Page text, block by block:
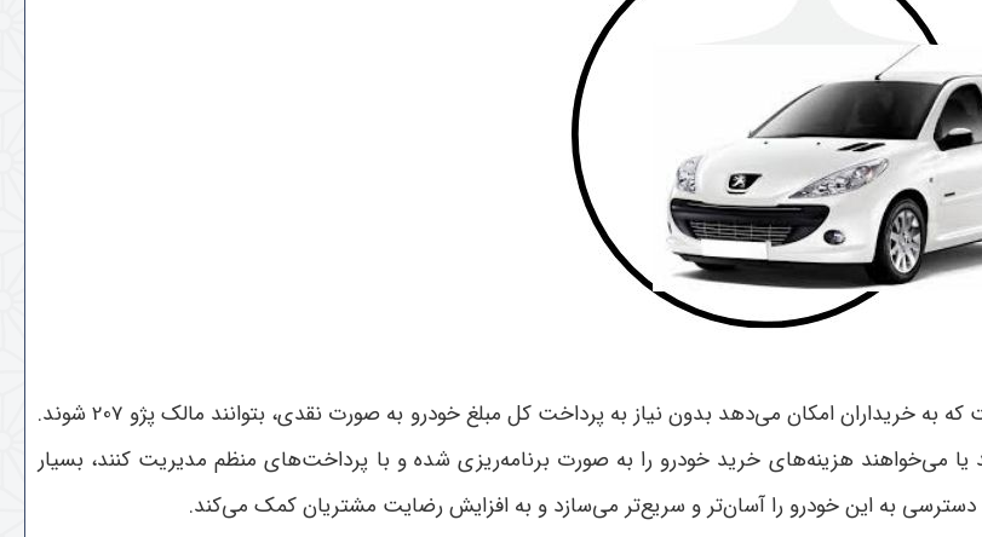
فروش اقساطی 207 یکی از روش‌های جذاب و پرطرفدار در بازار خودرو است که به خریداران امکان می‌دهد بدون نیاز به پرداخت کل مبلغ خودرو به صورت نقدی، بتوانند مالک پژو 207 شوند.
محدودی دارند یا می‌خواهند هزینه‌های خرید خودرو را به صورت برنامه‌ریزی شده و با پرداخت‌های منظم مدیریت کنند، بسیار
.